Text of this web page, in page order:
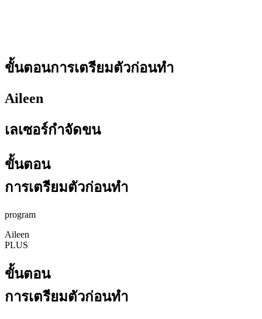
ขั้นตอนการเตรียมตัวก่อนทำ
Aileen
เลเซอร์กำจัดขน
ขั้นตอน
การเตรียมตัวก่อนทำ
program
Aileen
PLUS
ขั้นตอน
การเตรียมตัวก่อนทำ